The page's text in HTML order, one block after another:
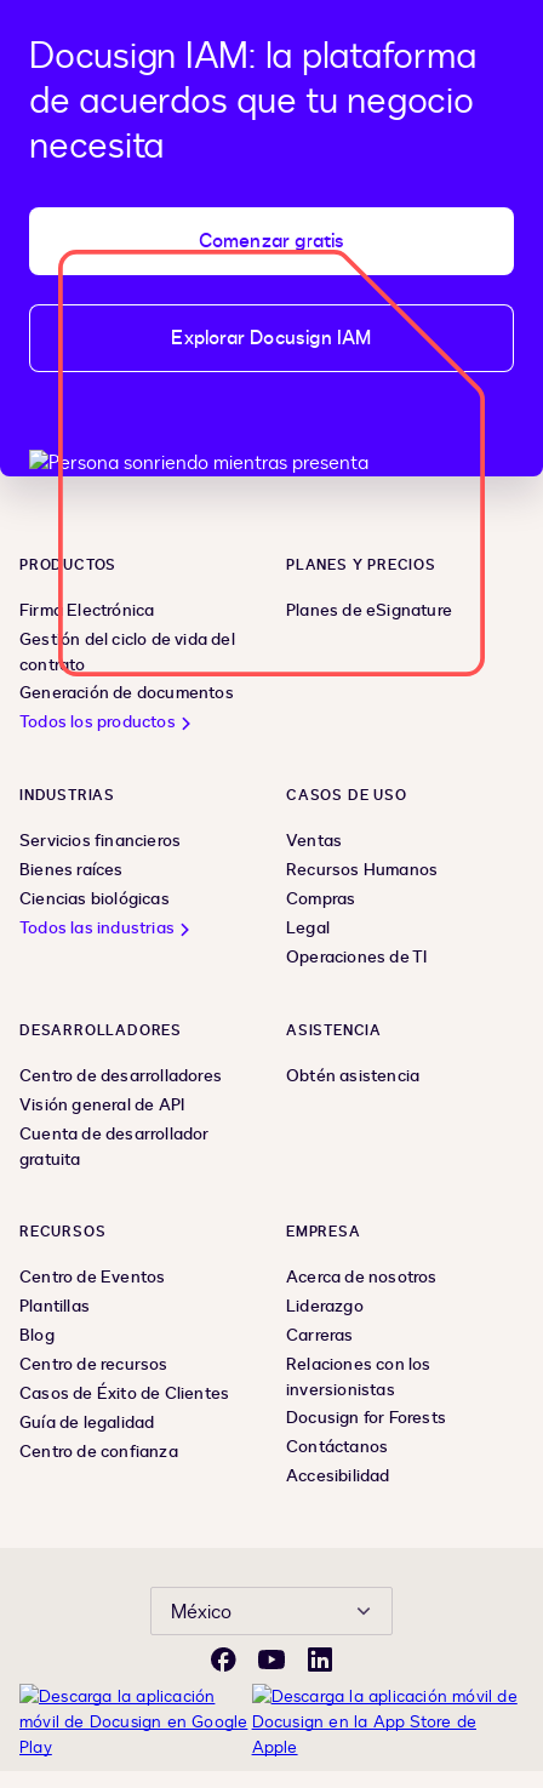
Docusign IAM: la plataforma
de acuerdos que tu negocio
necesita
Comenzar gratis
Explorar Docusign IAM
PRODUCTOS
Firma Electrónica
Gestión del ciclo de vida del
contrato
Generación de documentos
Todos los productos
PLANES Y PRECIOS
Planes de eSignature
INDUSTRIAS
Servicios financieros
Bienes raíces
Ciencias biológicas
Todos las industrias
CASOS DE USO
Ventas
Recursos Humanos
Compras
Legal
Operaciones de TI
DESARROLLADORES
Centro de desarrolladores
Visión general de API
Cuenta de desarrollador
gratuita
ASISTENCIA
Obtén asistencia
RECURSOS
Centro de Eventos
Plantillas
Blog
Centro de recursos
Casos de Éxito de Clientes
Guía de legalidad
Centro de confianza
EMPRESA
Acerca de nosotros
Liderazgo
Carreras
Relaciones con los
inversionistas
Docusign for Forests
Contáctanos
Accesibilidad
México
FacebookYouTubeLinkedIn